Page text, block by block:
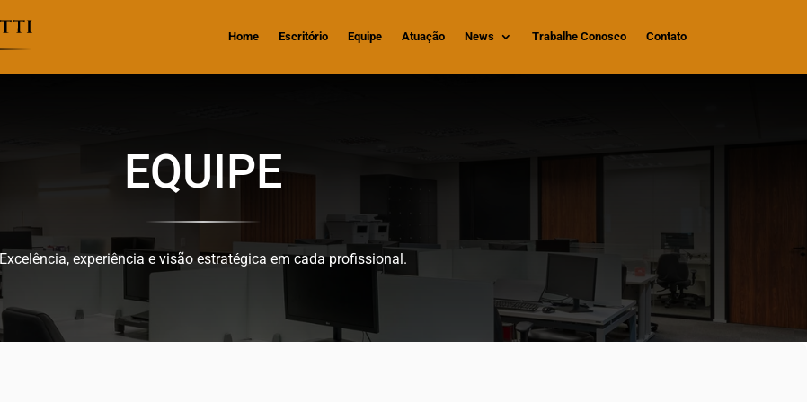
Home Escritório Equipe Atuação News Trabalhe Conosco Contato
EQUIPE
Excelência, experiência e visão estratégica em cada profissional.